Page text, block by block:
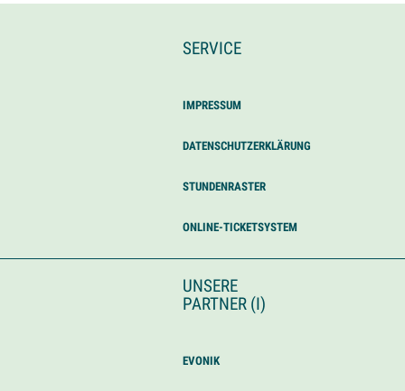
SERVICE
IMPRESSUM
DATENSCHUTZERKLÄRUNG
STUNDENRASTER
ONLINE-TICKETSYSTEM
UNSERE
PARTNER (I)
EVONIK